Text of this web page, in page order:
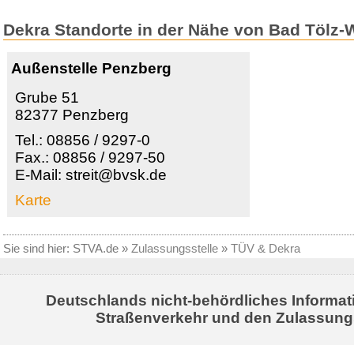
Dekra Standorte in der Nähe von Bad Tölz-
Außenstelle Penzberg
Grube 51
82377 Penzberg
Tel.: 08856 / 9297-0
Fax.: 08856 / 9297-50
E-Mail: streit@bvsk.de
Karte
Sie sind hier: STVA.de » Zulassungsstelle » TÜV & Dekra
Deutschlands nicht-behördliches
Straßenverkehr und den